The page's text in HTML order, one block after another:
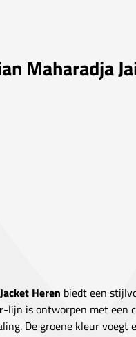
Maharadja
Heren biedt een
-lijn is ontworpen met een
De groene kleur voegt